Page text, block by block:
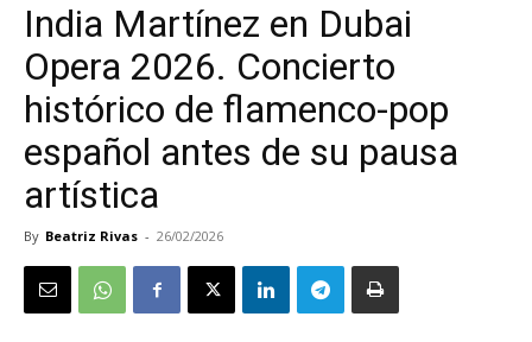
India Martínez en Dubai
Opera 2026. Concierto
histórico de flamenco-pop
español antes de su pausa
artística
By Beatriz Rivas - 26/02/2026